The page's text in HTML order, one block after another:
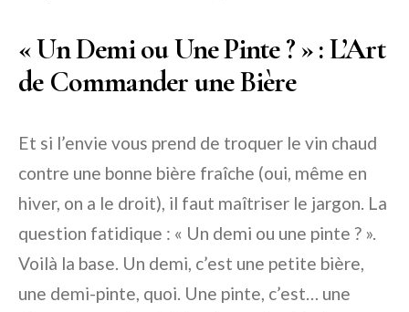
« Un Demi ou Une Pinte ? » : L’Art
de Commander une Bière
Et si l’envie vous prend de troquer le vin chaud
contre une bonne bière fraîche (oui, même en
hiver, on a le droit), il faut maîtriser le jargon. La
question fatidique : « Un demi ou une pinte ? ».
Voilà la base. Un demi, c’est une petite bière,
une demi-pinte, quoi. Une pinte, c’est… une